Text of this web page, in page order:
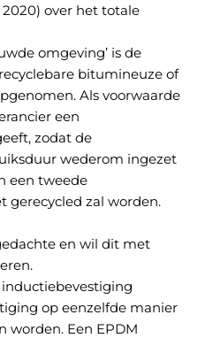
2020) over het totale
omgeving’ is de
bitumineuze of
Als voorwaarde
een
zodat de
wederom ingezet
een tweede
gerecycled zal worden.
en wil dit met
op eenzelfde manier
worden. Een EPDM